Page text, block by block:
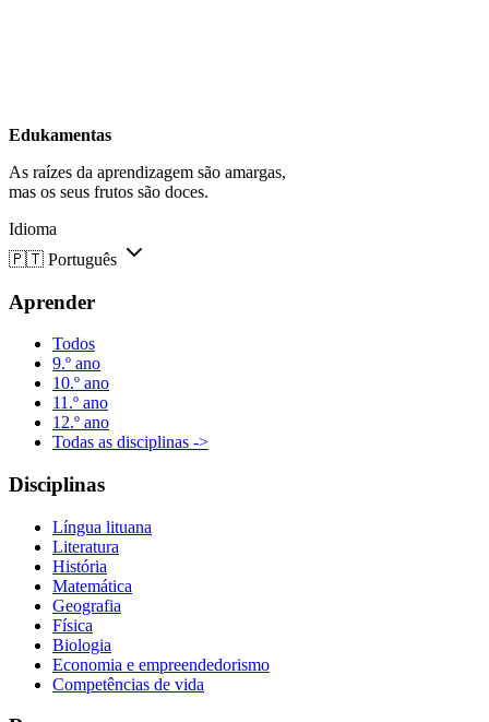
Edukamentas
As raízes da aprendizagem são amargas,
mas os seus frutos são doces.
Idioma
🇵🇹 Português
Aprender
Todos
9.º ano
10.º ano
11.º ano
12.º ano
Todas as disciplinas ->
Disciplinas
Língua lituana
Literatura
História
Matemática
Geografia
Física
Biologia
Economia e empreendedorismo
Competências de vida